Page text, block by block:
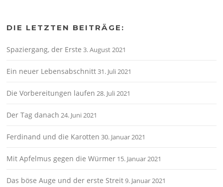
DIE LETZTEN BEITRÄGE:
Spaziergang, der Erste 3. August 2021
Ein neuer Lebensabschnitt31. Juli 2021
Die Vorbereitungen laufen 28. Juli 2021
Der Tag danach 24. Juni 2021
Ferdinand und die Karotten 30. Januar 2021
Mit Apfelmus gegen die Würmer 15. Januar 2021
Das böse Auge und der erste Streit9. Januar 2021